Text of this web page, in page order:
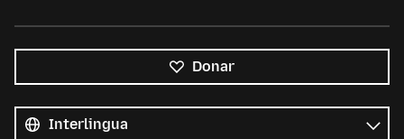
Donar
le
linguas
Lingua